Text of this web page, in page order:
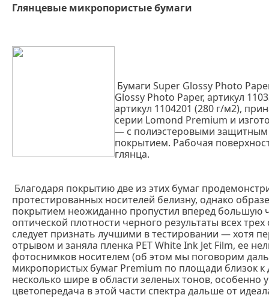
Глянцевые микропористые бумаги
Бумаги Super Glossy Photo
Glossy Photo Paper, артикул
артикул 1104201 (280 г/м2),
серии Lomond Premium и
— с полиэстеровыми
покрытием. Рабочая
глянца.
Благодаря покрытию две из этих бумаг
протестированных носителей белизну, однако
покрытием неожиданно пропустил вперед большую
оптической плотности черного результаты всех
следует признать лучшими в тестировании — хотя
отрывом и заняла пленка PET White Ink Jet Film, ее
фотоснимков носителем (об этом мы поговорим
микропористых бумаг Premium по площади близок
несколько шире в области зеленых тонов, особенно
цветопередача в этой части спектра дальше от